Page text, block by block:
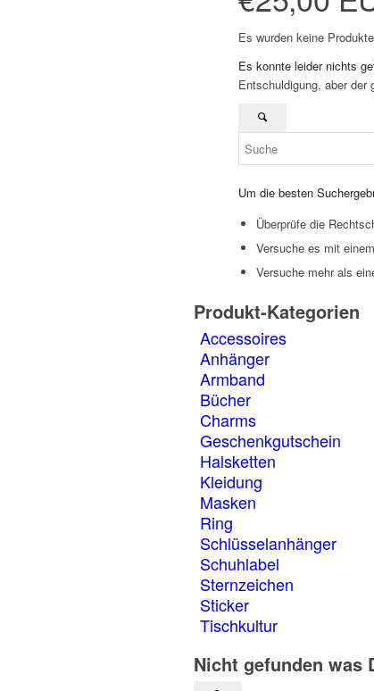
Es wurden keine
Es konnte leider nichts
Entschuldigung, aber
Um die besten
Überprüfe die
Versuche es mit
Versuche mehr als
Produkt-Kategorien
Accessoires
Anhänger
Armband
Bücher
Charms
Geschenkgutschein
Halsketten
Kleidung
Masken
Ring
Schlüsselanhänger
Schuhlabel
Sternzeichen
Sticker
Tischkultur
Nicht gefunden was